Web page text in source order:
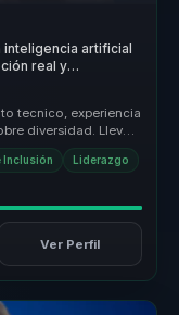
artificial
real y
tecnico, experiencia
diversidad. Lleva
Inclusión Liderazgo
Ver Perfil